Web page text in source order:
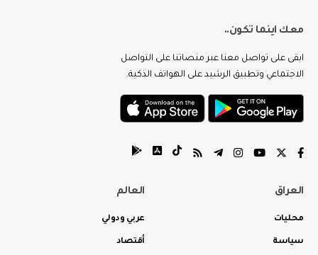
معك اينما تكون..
ابقى على تواصل معنا عبر منصاتنا على التواصل
الاجتماعي وتطبيق الرشيد على الهواتف الذكية.
العراق
محليات
سياسة
العالم
عربي ودولي
أقتصاد